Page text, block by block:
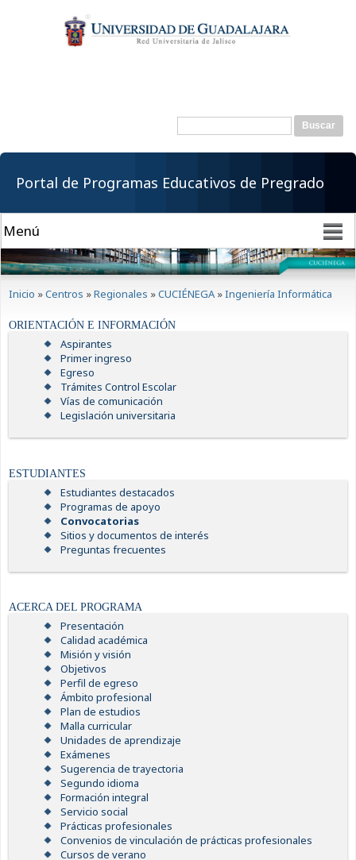
contenido
principal
Formulario de
Buscar
Portal de Programas Educativos de Pregrado
Inicio »Centros »Regionales »CUCIÉNEGA »Ingeniería Informática
ORIENTACIÓN E INFORMACIÓN
Aspirantes
Primer ingreso
Egreso
Trámites Control Escolar
Vías de comunicación
Legislación universitaria
ESTUDIANTES
Estudiantes destacados
Programas de apoyo
Convocatorias
Sitios y documentos de interés
Preguntas frecuentes
ACERCA DEL PROGRAMA
Presentación
Calidad académica
Misión y visión
Objetivos
Perfil de egreso
Ámbito profesional
Plan de estudios
Malla curricular
Unidades de aprendizaje
Exámenes
Sugerencia de trayectoria
Segundo idioma
Formación integral
Servicio social
Prácticas profesionales
Convenios de vinculación de prácticas profesionales
Cursos de verano